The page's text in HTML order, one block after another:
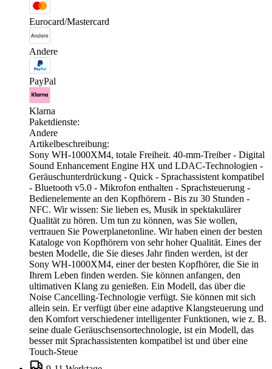
Eurocard/Mastercard
Andere
PayPal
Klarna
Paketdienste:
Andere
Artikelbeschreibung:
Sony WH-1000XM4, totale Freiheit. 40-mm-Treiber - Digital
Sound Enhancement Engine HX und LDAC-Technologien -
Geräuschunterdrückung - Quick - Sprachassistent kompatibel
- Bluetooth v5.0 - Mikrofon enthalten - Sprachsteuerung -
Bedienelemente an den Kopfhörern - Bis zu 30 Stunden -
NFC. Wir wissen: Sie lieben es, Musik in spektakulärer
Qualität zu hören. Um tun zu können, was Sie wollen,
vertrauen Sie Powerplanetonline. Wir haben einen der besten
Kataloge von Kopfhörern von sehr hoher Qualität. Eines der
besten Modelle, die Sie dieses Jahr finden werden, ist der
Sony WH-1000XM4, einer der besten Kopfhörer, die Sie in
Ihrem Leben finden werden. Sie können anfangen, den
ultimativen Klang zu genießen. Ein Modell, das über die
Noise Cancelling-Technologie verfügt. Sie können mit sich
allein sein. Er verfügt über eine adaptive Klangsteuerung und
den Komfort verschiedener intelligenter Funktionen, wie z. B.
seine duale Geräuschsensortechnologie, ist ein Modell, das
besser mit Sprachassistenten kompatibel ist und über eine
Touch-Steue